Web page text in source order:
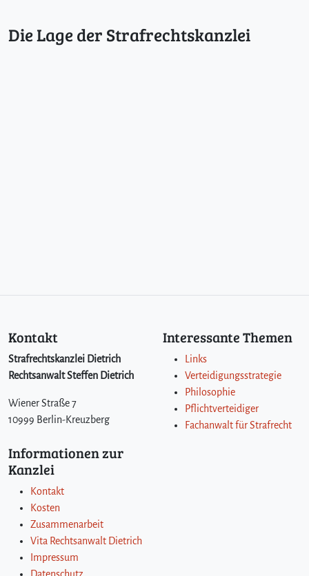
Die Lage der Strafrechtskanzlei
Kontakt
Strafrechtskanzlei Dietrich
Rechtsanwalt Steffen Dietrich
Wiener Straße 7
10999 Berlin-Kreuzberg
Interessante Themen
Links
Verteidigungsstrategie
Philosophie
Pflichtverteidiger
Fachanwalt für Strafrecht
Informationen zur
Kanzlei
Kontakt
Kosten
Zusammenarbeit
Vita Rechtsanwalt Dietrich
Impressum